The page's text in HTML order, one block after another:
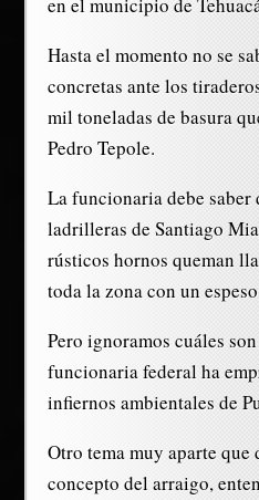
en el municipio de
Hasta el momento no se
concretas ante los
mil toneladas de basura
Pedro Tepole.
La funcionaria debe saber
ladrilleras de Santiago
rústicos hornos queman
toda la zona con un
Pero ignoramos cuáles
funcionaria federal ha
infiernos ambientales de
Otro tema muy aparte que
concepto del arraigo,